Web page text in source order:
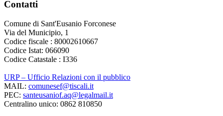
Contatti
Comune di Sant'Eusanio Forconese
Via del Municipio, 1
Codice fiscale : 80002610667
Codice Istat: 066090
Codice Catastale : I336
URP – Ufficio Relazioni con il pubblico
MAIL: comunesef@tiscali.it
PEC: santeusaniof.aq@legalmail.it
Centralino unico: 0862 810850